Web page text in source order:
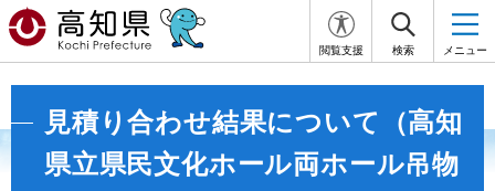
閲覧支援 検索 メニュー
見積り合わせ結果について（高知
県立県民文化ホール両ホール吊物